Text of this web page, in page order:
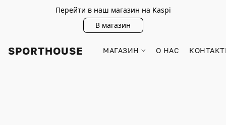
Перейти в наш магазин на Kaspi
В магазин
SPORTHOUSE МАГАЗИН О НАС